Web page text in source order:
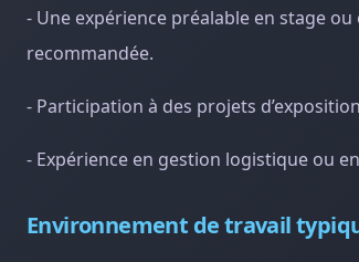
- Une expérience préalable en stage
recommandée.
- Participation à des projets
- Expérience en gestion logistique ou
Environnement de travail